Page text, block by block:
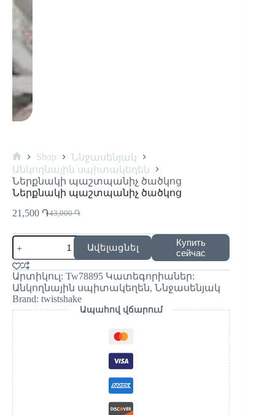
Shop
Ննջասենյակ
Անկողնային սպիտակեղեն
Ներքնակի պաշտպանիչ ծածկոց
Ներքնակի պաշտպանիչ ծածկոց
43,000֏
21,500 ֏
Ավելացնել
Купить
сейчас
Արտիկուլ: Tw78895 Կատեգորիաներ:
Անկողնային սպիտակեղեն, Ննջասենյակ
Brand: twistshake
Ապահով վճարում